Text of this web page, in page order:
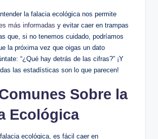
la falacia ecológica nos permite
más informadas y evitar caer en trampas
que, si no tenemos cuidado, podríamos
la próxima vez que oigas un dato
“¿Qué hay detrás de las cifras?” ¡Y
las estadísticas son lo que parecen!
Sobre la
Ecológica
ecológica, es fácil caer en